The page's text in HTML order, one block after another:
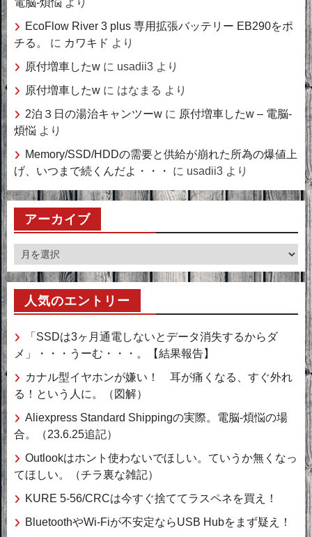
電脳-煩悩 より
EcoFlow River 3 plus 専用拡張バッテリー EB290をポ
チる。
に カワキド より
原付増車したw に usadii3 より
原付増車したw に はなまる より
2泊３日の湯治キャンツーw に 原付増車したw – 電脳-
煩悩 より
Memory/SSD/HDDの需要と供給が崩れた所為の爆値上
げ、いつまで続くんだよ・・・
に usadii3 より
アーカイブ
ア
ー
カ
ブ
人気のエントリー
「SSDは3ヶ月通電しないとデータ消失するからダ
メ」・・・うーむ・・・。【結果報告】
カナル型イヤホンが嫌い！ 耳が痛くなる、すぐ外れ
る！という人に。（図解）
Aliexpress Standard Shippingの実際。電脳-煩悩の場
合。（23.6.25追記）
Outlookはホント使わないでほしい。ていうか無くなっ
てほしい。（チラ裏な雑記）
KURE 5-56/CRCは今すぐ捨ててラスペネを買え！
BluetoothやWi-Fiが不安定ならUSB Hubをまず疑え！